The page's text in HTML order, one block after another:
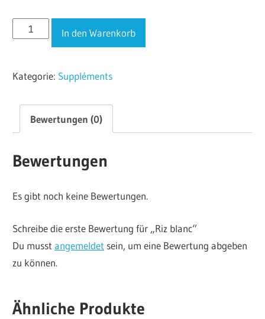
blanc
In den Warenkorb
Kategorie: Suppléments
Bewertungen (0)
Bewertungen
Es gibt noch keine Bewertungen.
Schreibe die erste Bewertung für „Riz blanc“
Du musstangemeldet sein, um eine Bewertung abgeben
zu können.
Ähnliche Produkte